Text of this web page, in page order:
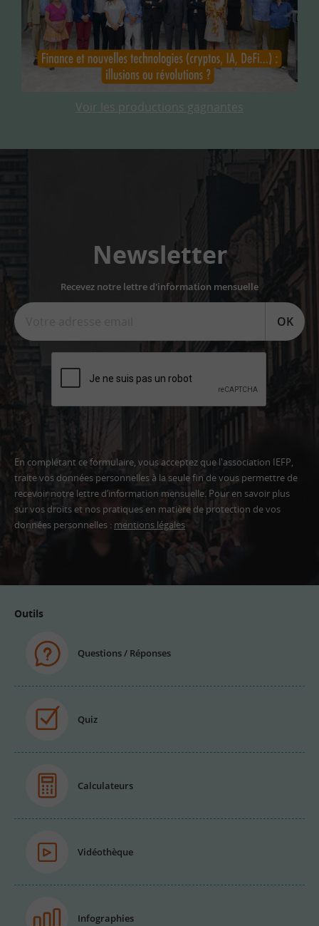
Voir les productions gagnantes
Newsletter
Recevez notre lettre d'information mensuelle
OK
En complétant ce formulaire, vous acceptez que l'association IEFP,
traite vos données personnelles à la seule fin de vous permettre de
recevoir notre lettre d’information mensuelle. Pour en savoir plus
sur vos droits et nos pratiques en matière de protection de vos
données personnelles : mentions légales
Outils
Questions / Réponses
Quiz
Calculateurs
Vidéothèque
Infographies